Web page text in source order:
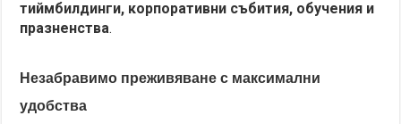
тиймбилдинги, корпоративни събития, обучения и
празненства.
Незабравимо преживяване с максимални
удобства